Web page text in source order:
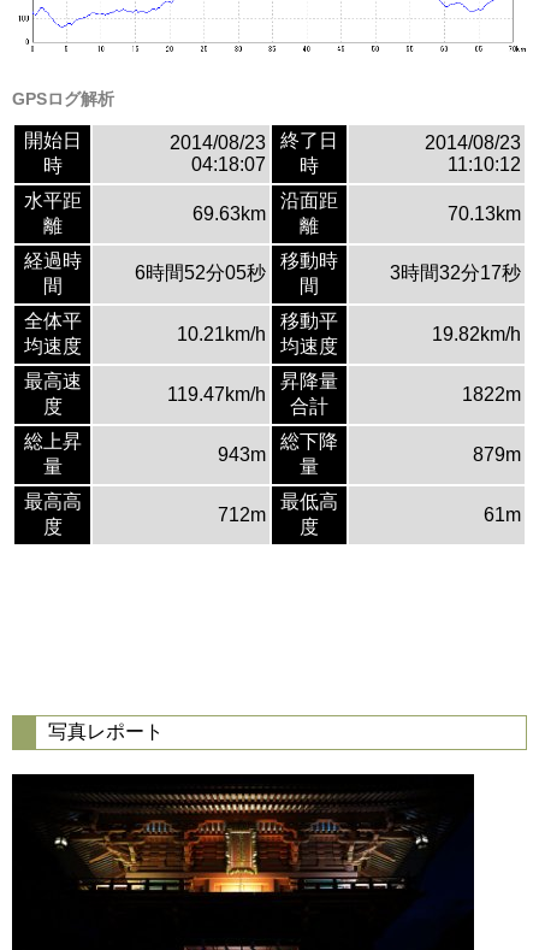
GPSログ解析
開始日
時
2014/08/23
04:18:07
終了日
時
2014/08/23
11:10:12
水平距
離
69.63km
沿面距
離
70.13km
経過時
間
6時間52分05秒
移動時
間
3時間32分17秒
全体平
均速度
10.21km/h
移動平
均速度
19.82km/h
最高速
度
119.47km/h
昇降量
合計
1822m
総上昇
量
943m
総下降
量
879m
最高高
度
712m
最低高
度
61m
写真レポート